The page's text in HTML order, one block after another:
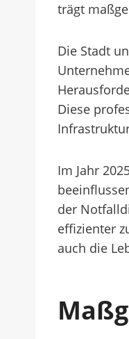
trägt
Die Stadt
Diese
Im Jahr
der
effizienter
auch die